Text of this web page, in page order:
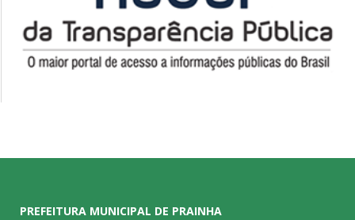
PREFEITURA MUNICIPAL DE PRAINHA